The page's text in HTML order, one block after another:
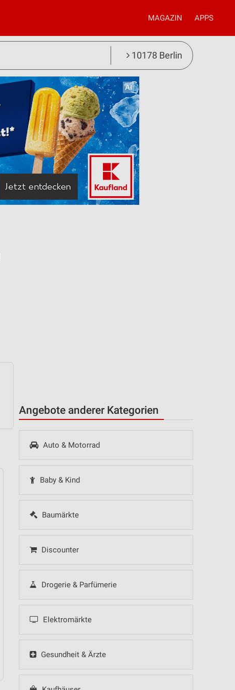
MAGAZIN APPS
10178 Berlin
Angebote anderer Kategorien
Auto & Motorrad
Baby & Kind
Baumärkte
Discounter
Drogerie & Parfümerie
Elektromärkte
Gesundheit & Ärzte